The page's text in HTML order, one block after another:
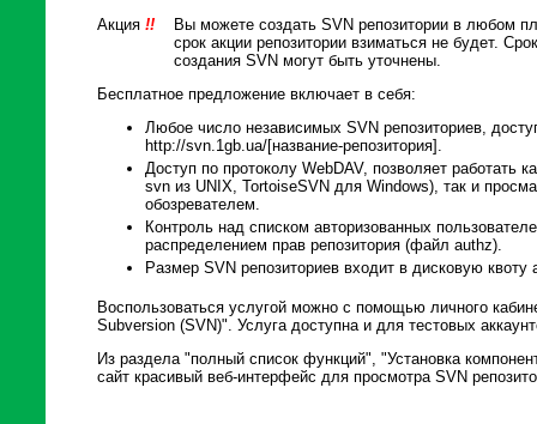
Акция !!
Вы можете создать SVN репозитории в любом
срок акции репозитории взиматься не будет.
создания SVN могут быть уточнены.
Бесплатное предложение включает в себя:
Любое число независимых SVN репозиториев,
http://svn.1gb.ua/[название-репозитория].
Доступ по протоколу WebDAV, позволяет работать
svn из UNIX, TortoiseSVN для Windows), так и
обозревателем.
Контроль над списком авторизованных
распределением прав репозитория (файл authz).
Размер SVN репозиториев входит в дисковую квоту
Воспользоваться услугой можно с помощью личного
Subversion (SVN)". Услуга доступна и для тестовых
Из раздела "полный список функций", "Установка
сайт красивый веб-интерфейс для просмотра SVN